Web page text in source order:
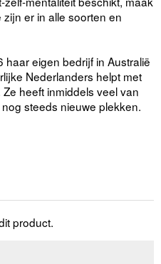
er in alle soorten en
eigen bedrijf in Australië
Nederlanders helpt met
heeft inmiddels veel van
steeds nieuwe plekken.
product.